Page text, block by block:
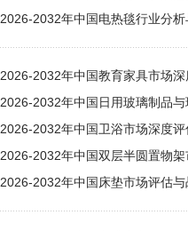
2026-2032年中国电热毯行业分
2026-2032年中国教育家具市场
2026-2032年中国日用玻璃制品
2026-2032年中国卫浴市场深度
2026-2032年中国双层半圆置物
2026-2032年中国床垫市场评估